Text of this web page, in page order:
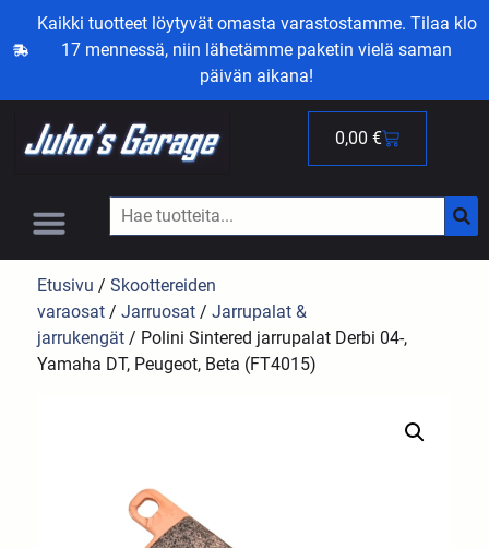
Kaikki tuotteet löytyvät omasta varastostamme. Tilaa klo
17 mennessä, niin lähetämme paketin vielä saman
päivän aikana!
0,00 €
Etusivu /Skoottereiden
varaosat /Jarruosat /Jarrupalat &
jarrukengät / Polini Sintered jarrupalat Derbi 04-,
Yamaha DT, Peugeot, Beta (FT4015)